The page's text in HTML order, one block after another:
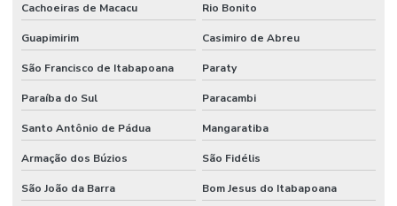
Cachoeiras de Macacu Rio Bonito
Guapimirim Casimiro de Abreu
São Francisco de Itabapoana Paraty
Paraíba do Sul Paracambi
Santo Antônio de Pádua Mangaratiba
Armação dos Búzios São Fidélis
São João da Barra Bom Jesus do Itabapoana